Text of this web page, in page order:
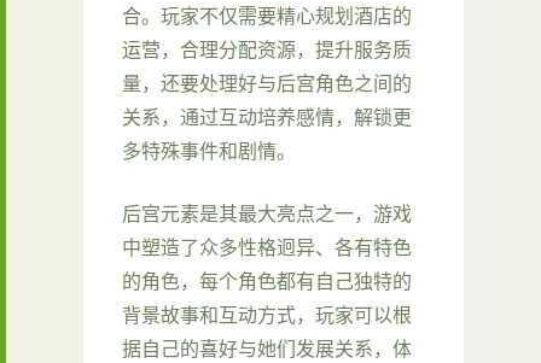
合。玩家不仅需要精心规划酒店的
运营，合理分配资源，提升服务质
量，还要处理好与后宫角色之间的
关系，通过互动培养感情，解锁更
多特殊事件和剧情。
后宫元素是其最大亮点之一，游戏
中塑造了众多性格迥异、各有特色
的角色，每个角色都有自己独特的
背景故事和互动方式，玩家可以根
据自己的喜好与她们发展关系，体